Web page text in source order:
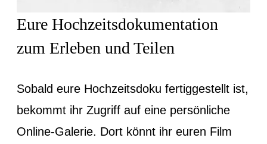
Eure Hochzeitsdokumentation
zum Erleben und Teilen
Sobald eure Hochzeitsdoku fertiggestellt ist,
bekommt ihr Zugriff auf eine persönliche
Online-Galerie. Dort könnt ihr euren Film